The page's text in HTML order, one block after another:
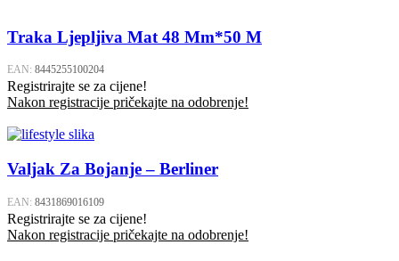
Traka Ljepljiva Mat 48 Mm*50 M
EAN: 8445255100204
Registrirajte se za cijene!
Nakon registracije pričekajte na odobrenje!
Valjak Za Bojanje – Berliner
EAN: 8431869016109
Registrirajte se za cijene!
Nakon registracije pričekajte na odobrenje!